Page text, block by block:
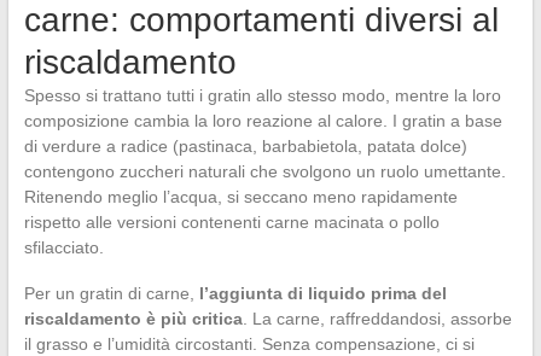
carne: comportamenti diversi al
riscaldamento
Spesso si trattano tutti i gratin allo stesso modo, mentre la loro
composizione cambia la loro reazione al calore. I gratin a base
di verdure a radice (pastinaca, barbabietola, patata dolce)
contengono zuccheri naturali che svolgono un ruolo umettante.
Ritenendo meglio l’acqua, si seccano meno rapidamente
rispetto alle versioni contenenti carne macinata o pollo
sfilacciato.
Per un gratin di carne, l’aggiunta di liquido prima del
riscaldamento è più critica. La carne, raffreddandosi, assorbe
il grasso e l’umidità circostanti. Senza compensazione, ci si